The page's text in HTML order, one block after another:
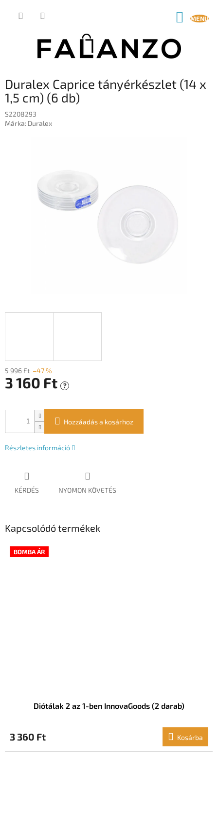
KOSÁR
Duralex Caprice tányérkészlet (14 x
1,5 cm) (6 db)
S2208293
Márka: Duralex
5 996 Ft –47 %
3 160 Ft ?
Hozzáadás a kosárhoz
Részletes információ
KÉRDÉS NYOMON KÖVETÉS
Kapcsolódó termékek
BOMBA ÁR
Diótálak 2 az 1-ben InnovaGoods (2 darab)
3 360 Ft Kosárba